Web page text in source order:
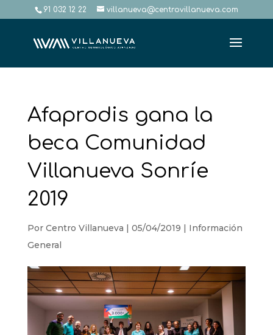
91 032 12 22 villanueva@centrovillanueva.com
Afaprodis gana la
beca Comunidad
Villanueva Sonríe
2019
Por Centro Villanueva | 05/04/2019 | Información
General